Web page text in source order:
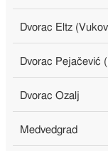
Dvorac Eltz
Dvorac Pejačević
Dvorac Ozalj
Medvedgrad